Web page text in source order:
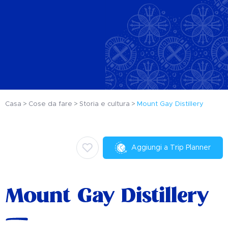
Casa Cose da fare Storia e cultura Mount Gay Distillery
Aggiungi a Trip Planner
Mount Gay Distillery